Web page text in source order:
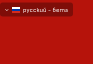
русский - бета